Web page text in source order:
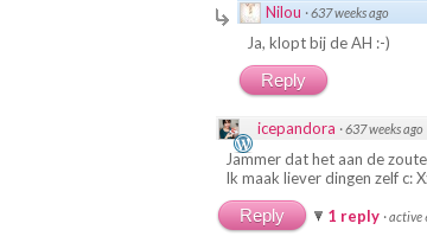
Nilou ·637 weeks ago
Ja, klopt bij de AH :-)
Reply
icepandora ·637 weeks ago
Jammer dat het aan de
Ik maak liever dingen zelf c:
Reply 1 reply ·active